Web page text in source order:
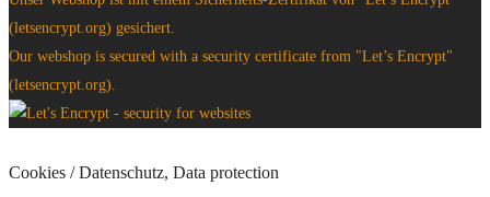
(letsencrypt.org) gesichert.
Our webshop is secured with a security certificate from "Let’s Encrypt"
(letsencrypt.org).
Cookies / Datenschutz, Data protection